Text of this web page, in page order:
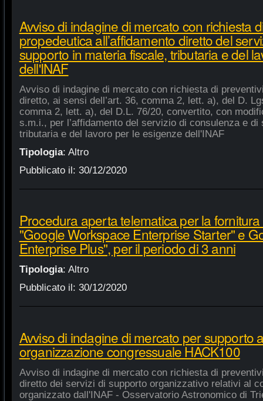
Avviso di indagine di mercato con richiesta
propedeutica all’affidamento diretto del
supporto in materia fiscale, tributaria e del
dell'INAF
Avviso di indagine di mercato con richiesta di
diretto, ai sensi dell’art. 36, comma 2, lett. a), del D.
comma 2, lett. a), del D.L. 76/20, convertito, con
s.m.i., per l’affidamento del servizio di consulenza e
tributaria e del lavoro per le esigenze dell'INAF
Tipologia: Altro
Pubblicato il: 30/12/2020
Procedura aperta telematica per la
"Google Workspace Enterprise Starter" e
Enterprise Plus", per il periodo di 3 anni
Tipologia: Altro
Pubblicato il: 30/12/2020
Avviso di indagine di mercato per supporto
organizzazione congressuale HACK100
Avviso di indagine di mercato con richiesta di
diretto dei servizi di supporto organizzativo relativi al
organizzato dall'INAF - Osservatorio Astronomico di